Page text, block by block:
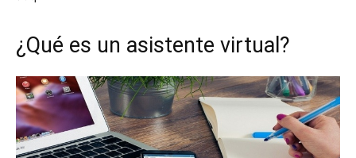
¿Qué es un asistente virtual?